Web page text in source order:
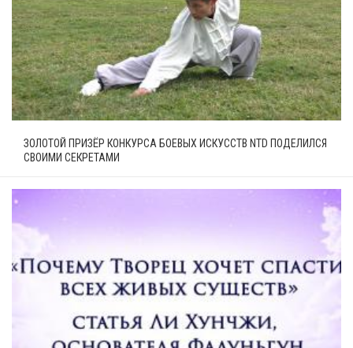
ЗОЛОТОЙ ПРИЗЁР КОНКУРСА БОЕВЫХ ИСКУССТВ NTD ПОДЕЛИЛСЯ
СВОИМИ СЕКРЕТАМИ